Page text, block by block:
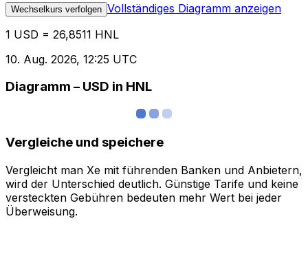
Wechselkurs verfolgen Vollständiges Diagramm anzeigen
1 USD = 26,8511 HNL
10. Aug. 2026, 12:25 UTC
Diagramm – USD in HNL
Vergleiche und speichere
Vergleicht man Xe mit führenden Banken und Anbietern,
wird der Unterschied deutlich. Günstige Tarife und keine
versteckten Gebühren bedeuten mehr Wert bei jeder
Überweisung.